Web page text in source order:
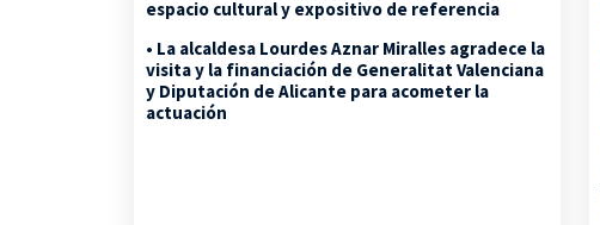
espacio cultural y expositivo de referencia
• La alcaldesa Lourdes Aznar Miralles agradece la
visita y la financiación de Generalitat Valenciana
y Diputación de Alicante para acometer la
actuación